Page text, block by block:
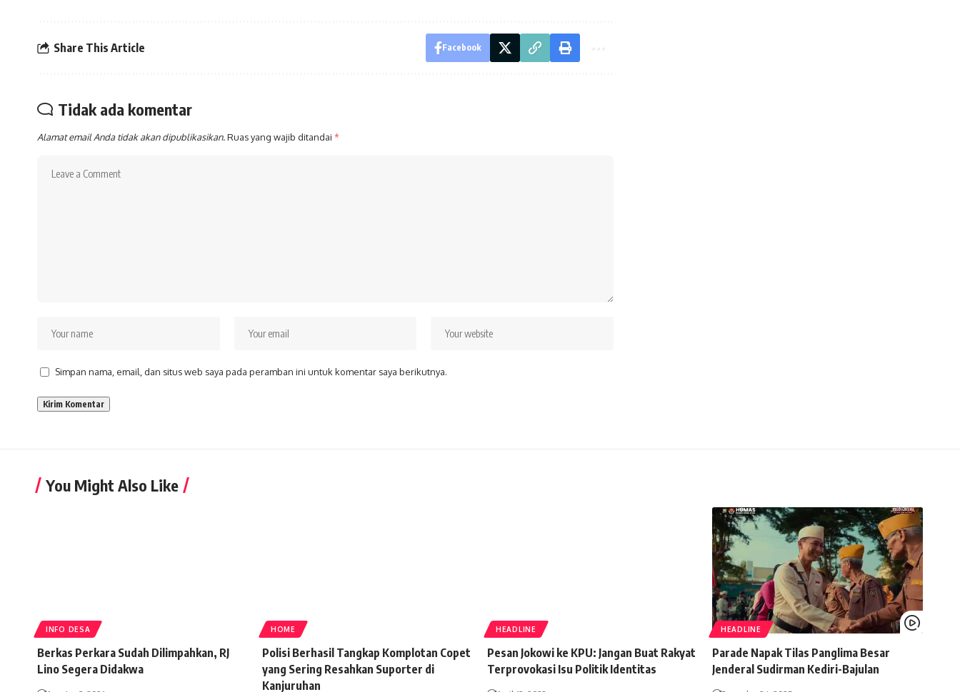
Share This Article Facebook
Tidak ada komentar
Alamat email Anda tidak akan dipublikasikan.Ruas yang wajib ditandai *
Simpan nama, email, dan situs web saya pada peramban ini untuk komentar saya berikutnya.
You Might Also Like
INFO DESA
Berkas Perkara Sudah Dilimpahkan, RJ
Lino Segera Didakwa
HOME
Polisi Berhasil Tangkap Komplotan Copet
yang Sering Resahkan Suporter di
Kanjuruhan
HEADLINE
Pesan Jokowi ke KPU: Jangan Buat Rakyat
Terprovokasi Isu Politik Identitas
HEADLINE
Parade Napak Tilas Panglima Besar
Jenderal Sudirman Kediri-Bajulan